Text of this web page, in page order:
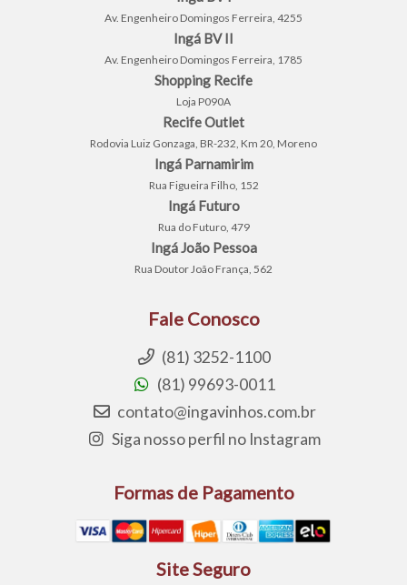
Av. Engenheiro Domingos Ferreira, 4255
Ingá BV II
Av. Engenheiro Domingos Ferreira, 1785
Shopping Recife
Loja P090A
Recife Outlet
Rodovia Luiz Gonzaga, BR-232, Km 20, Moreno
Ingá Parnamirim
Rua Figueira Filho, 152
Ingá Futuro
Rua do Futuro, 479
Ingá João Pessoa
Rua Doutor João França, 562
Fale Conosco
(81) 3252-1100
(81) 99693-0011
contato@ingavinhos.com.br
Siga nosso perfil no Instagram
Formas de Pagamento
Site Seguro